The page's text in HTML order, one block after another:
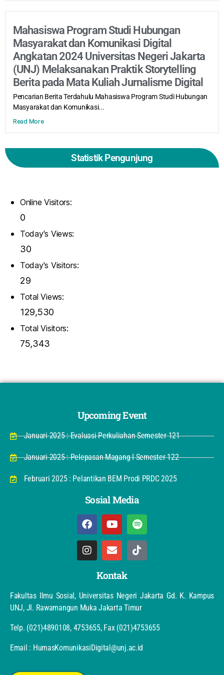
Mahasiswa Program Studi Hubungan
Masyarakat dan Komunikasi Digital
Angkatan 2024 Universitas Negeri Jakarta
(UNJ) Melaksanakan Praktik Storytelling
Berita pada Mata Kuliah Jurnalisme Digital
Pencarian Berita Terdahulu Mahasiswa Program Studi Hubungan
Masyarakat dan Komunikasi...
Read More
Statistik Pengunjung
Online Visitors:
0
Today's Views:
30
Today's Visitors:
29
Total Views:
129,530
Total Visitors:
75,343
Upcoming Event
Januari 2025 : Evaluasi Perkuliahan Semester 121
Januari 2025 : Pelepasan Magang I Semester 122
Februari 2025 : Pelantikan BEM Prodi PRDC 2025
Sosial Media
Kontak
Fakultas Ilmu Sosial, Universitas Negeri Jakarta Gd. K. Kampus
UNJ, Jl. Rawamangun Muka Jakarta Timur
Telp. (021)4890108, 4753655, Fax (021)4753655
Email : HumasKomunikasiDigital@unj.ac.id